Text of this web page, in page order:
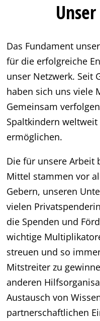
Das Fundament
für die erfolgreiche
unser Netzwerk. Seit
haben sich uns viele
Gemeinsam
Spaltkindern weltweit
ermöglichen.
Die für unsere Arbeit
Mittel stammen vor
Gebern, unseren
vielen
die Spenden und
wichtige
streuen und so
Mitstreiter zu
anderen
Austausch von
partnerschaftlichen